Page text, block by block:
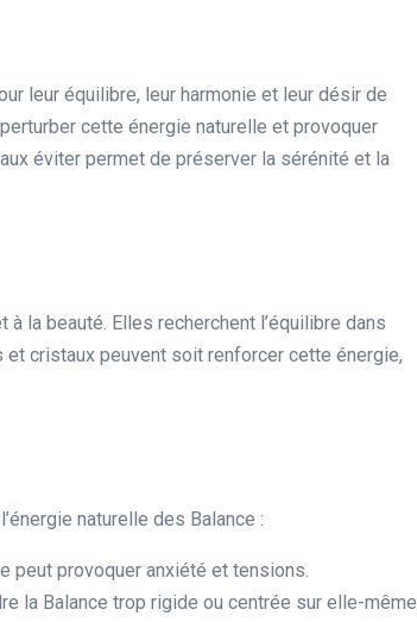
leur équilibre, leur harmonie et leur désir de
cette énergie naturelle et provoquer
éviter permet de préserver la sérénité et la
la beauté. Elles recherchent l’équilibre dans
cristaux peuvent soit renforcer cette énergie,
naturelle des Balance :
peut provoquer anxiété et tensions.
la Balance trop rigide ou centrée sur elle-même.